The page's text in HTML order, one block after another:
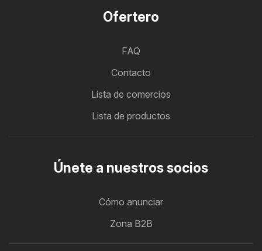
Ofertero
FAQ
Contacto
Lista de comercios
Lista de productos
Únete a nuestros socios
Cómo anunciar
Zona B2B